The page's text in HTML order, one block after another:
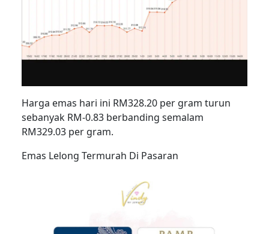
Harga emas hari ini RM328.20 per gram turun
sebanyak RM-0.83 berbanding semalam
RM329.03 per gram.
Emas Lelong Termurah Di Pasaran